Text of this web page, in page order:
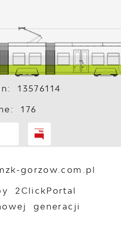
13576114
176
gorzow.com.pl
2ClickPortal
generacji